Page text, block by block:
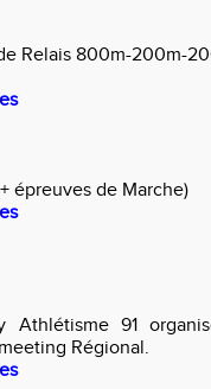
Relais 800m-200m-
épreuves de Marche)
Athlétisme 91
Régional.